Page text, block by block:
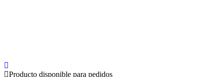
Producto disponible para pedidos